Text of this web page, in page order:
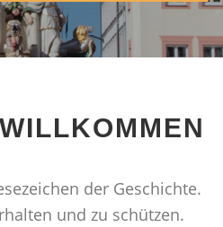
der Geschichte.
und zu schützen.